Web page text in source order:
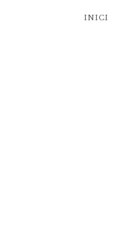
INICI